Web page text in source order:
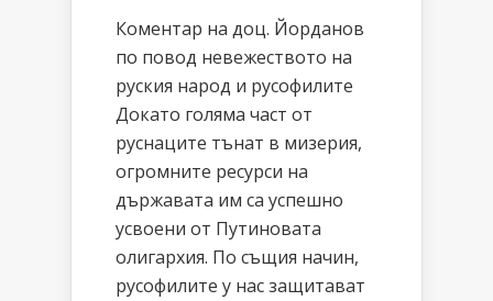
Коментар на доц. Йорданов
по повод невежеството на
руския народ и русофилите
Докато голяма част от
руснаците тънат в мизерия,
огромните ресурси на
държавата им са успешно
усвоени от Путиновата
олигархия. По същия начин,
русофилите у нас защитават